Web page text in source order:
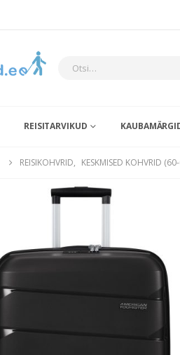
REISITARVIKUD
REISIKOHVRID, KESKMISED KOHVRID